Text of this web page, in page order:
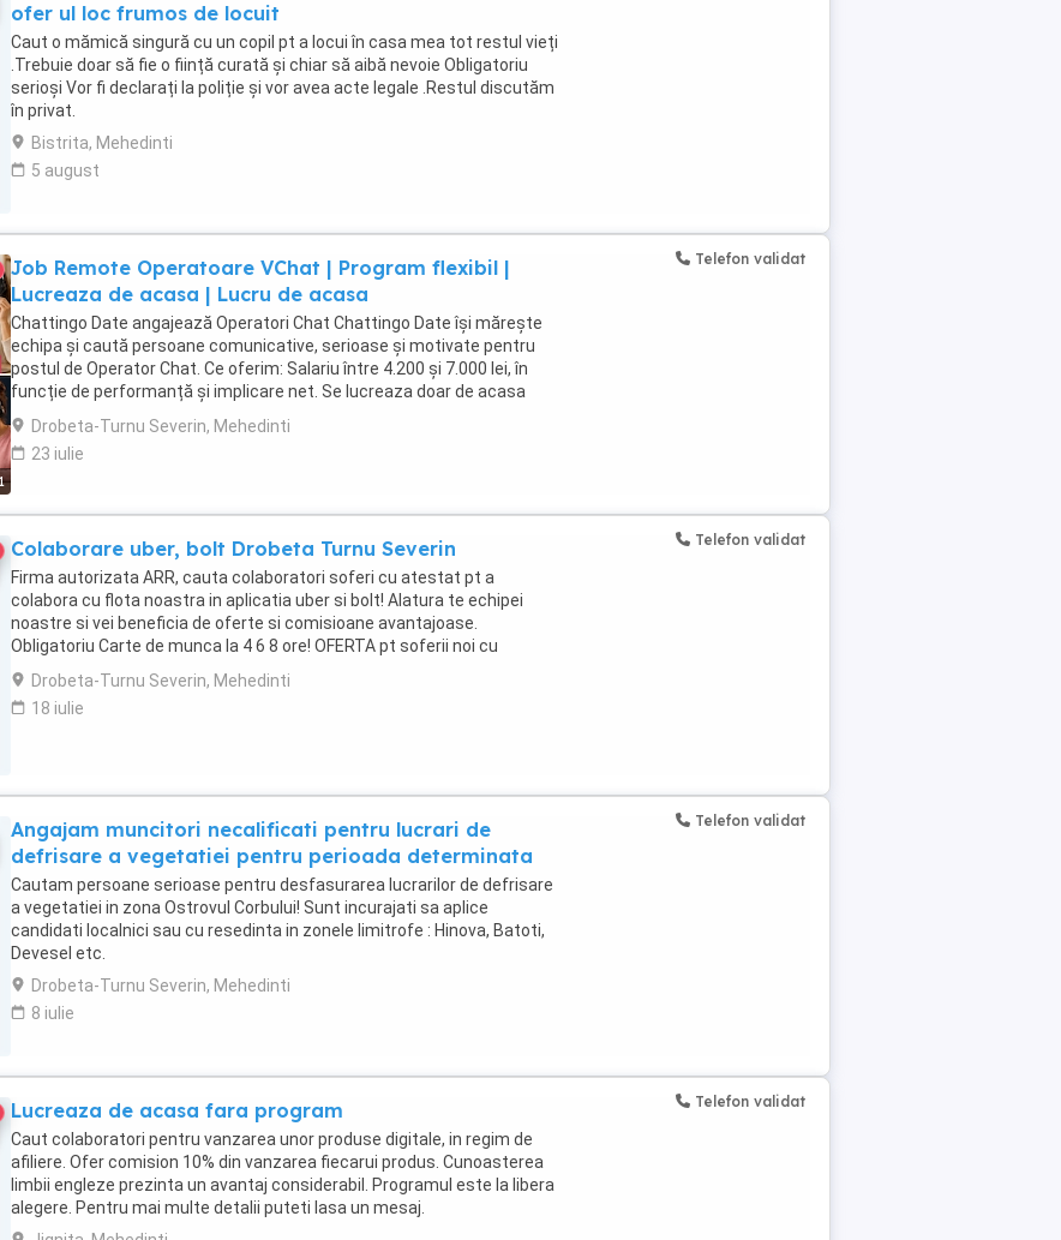
ofer ul loc frumos de locuit
Caut o mămică singură cu un copil pt a locui în casa mea tot restul vieți
.Trebuie doar să fie o ființă curată și chiar să aibă nevoie Obligatoriu
serioși Vor fi declarați la poliție și vor avea acte legale .Restul discutăm
în privat.
Bistrita, Mehedinti
5 august
Job Remote Operatoare VChat | Program flexibil |
Lucreaza de acasa | Lucru de acasa
Chattingo Date angajează Operatori Chat Chattingo Date își mărește
echipa și caută persoane comunicative, serioase și motivate pentru
postul de Operator Chat. Ce oferim: Salariu între 4.200 și 7.000 lei, în
funcție de performanță și implicare net. Se lucreaza doar de acasa
Efectuarea platilor se fac ...
Drobeta-Turnu Severin, Mehedinti
23 iulie
Telefon validat
Colaborare uber, bolt Drobeta Turnu Severin
Firma autorizata ARR, cauta colaboratori soferi cu atestat pt a
colabora cu flota noastra in aplicatia uber si bolt! Alatura te echipei
noastre si vei beneficia de oferte si comisioane avantajoase.
Obligatoriu Carte de munca la 4 6 8 ore! OFERTA pt soferii noi cu
masina personala!+ COPIE CONFORMA SI ...
Drobeta-Turnu Severin, Mehedinti
18 iulie
Telefon validat
Angajam muncitori necalificati pentru lucrari de
defrisare a vegetatiei pentru perioada determinata
Cautam persoane serioase pentru desfasurarea lucrarilor de defrisare
a vegetatiei in zona Ostrovul Corbului! Sunt incurajati sa aplice
candidati localnici sau cu resedinta in zonele limitrofe : Hinova, Batoti,
Devesel etc.
Drobeta-Turnu Severin, Mehedinti
8 iulie
Telefon validat
Lucreaza de acasa fara program
Caut colaboratori pentru vanzarea unor produse digitale, in regim de
afiliere. Ofer comision 10% din vanzarea fiecarui produs. Cunoasterea
limbii engleze prezinta un avantaj considerabil. Programul este la libera
alegere. Pentru mai multe detalii puteti lasa un mesaj.
Telefon validat